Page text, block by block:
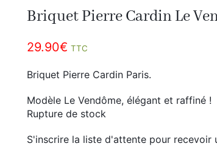
Briquet Pierre Cardin Le
29.90€ TTC
Briquet Pierre Cardin Paris.
Modèle Le Vendôme, élégant et raffiné !
Rupture de stock
S'inscrire la liste d'attente pour recevoir
Al Fakher
50ml